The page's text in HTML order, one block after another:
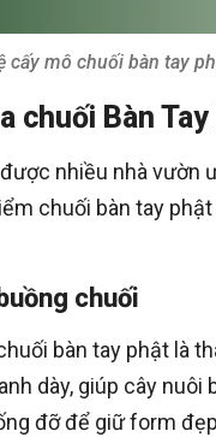
cấy mô chuối bàn tay
chuối Bàn
nhiều nhà vườn
chuối bàn tay
chuối
bàn tay phật là
dày, giúp cây
đỡ để giữ form